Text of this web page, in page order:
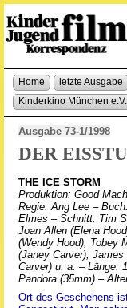
Home letzte Ausgabe
Kinderkino München e.V.
Ausgabe 73-1/1998
DER
THE ICE STORM
Produktion: Good
Regie: Ang Lee –
Elmes – Schnitt: Tim
Joan Allen (Elena
(Wendy Hood), Tobey
(Janey Carver),
Carver) u. a. – Länge:
Pandora (35mm) –
Ort des Geschehens